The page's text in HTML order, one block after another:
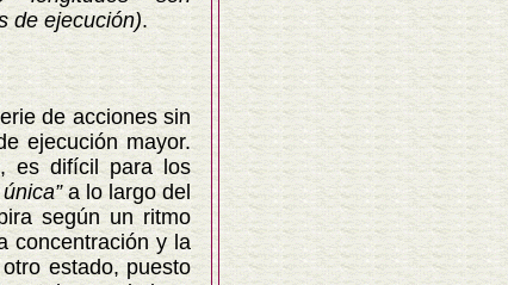
de ejecución).
de acciones sin
ejecución mayor.
es difícil para los
a lo largo del
según un ritmo
concentración y la
estado, puesto